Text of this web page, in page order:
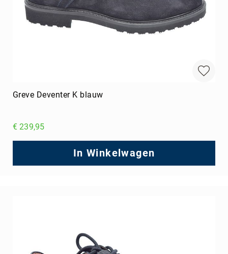
Greve Deventer K blauw
€ 239,95
In Winkelwagen